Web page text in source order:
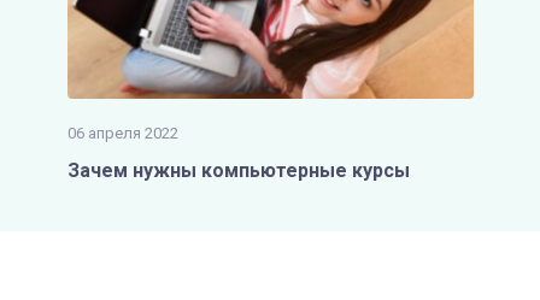
06 апреля 2022
Зачем нужны компьютерные курсы